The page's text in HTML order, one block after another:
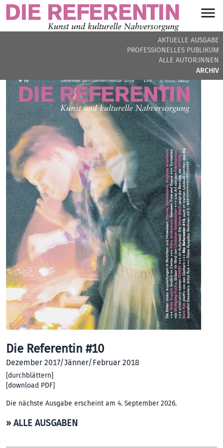
AKTUELLE AUSGABE
PROFESSIONELLES PUBLIKUM
ALLE AUTOR:INNEN
ARCHIV
Die Referentin #10
Dezember 2017/Jänner/Februar 2018
[durchblättern]
[download PDF]
Die nächste Ausgabe erscheint am 4. September 2026.
» ALLE AUSGABEN